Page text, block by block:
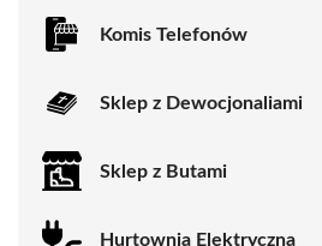
Komis Telefonów
Sklep z Dewocjonaliami
Sklep z Butami
Hurtownia Elektryczna